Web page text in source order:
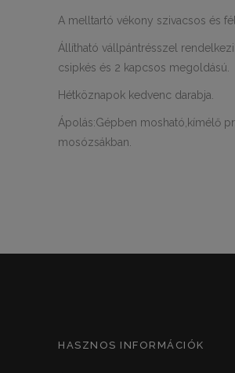
A melltartó vékony szivacsos és
Állítható vállpántrésszel
csipkés és 2 kapcsos megoldású.
Hétköznapok kedvenc darabja.
Ápolás:Gépben mosható,kímélő
mosózsákban.
HASZNOS INFORMÁCIÓK